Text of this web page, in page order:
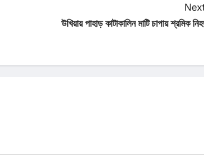
উখিয়ায় পাহাড় কাটাকালিন মাটি চাপায় শ্রমিক